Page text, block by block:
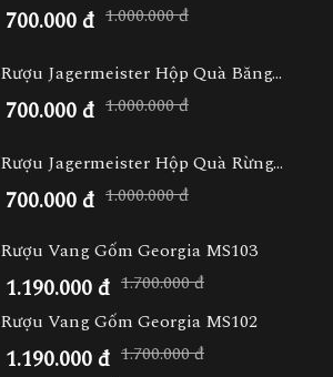
700.000 đ 1.000.000 đ
Rượu Jagermeister Hộp Quà Băng...
700.000 đ 1.000.000 đ
Rượu Jagermeister Hộp Quà Rừng...
700.000 đ 1.000.000 đ
Rượu Vang Gốm Georgia MS103
1.190.000 đ 1.700.000 đ
Rượu Vang Gốm Georgia MS102
1.190.000 đ 1.700.000 đ